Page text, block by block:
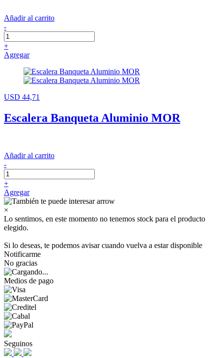
Añadir al carrito
-
+
Agregar
USD 44,71
Escalera Banqueta Aluminio MOR
Añadir al carrito
-
+
Agregar
×
Lo sentimos, en este momento no tenemos stock para el producto
elegido.
Si lo deseas, te podemos avisar cuando vuelva a estar disponible
Notificarme
No gracias
Medios de pago
Seguinos